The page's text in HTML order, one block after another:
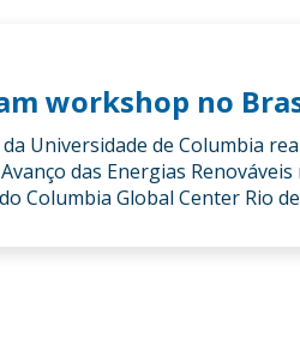
workshop no
Universidade de Columbia
das Energias
Columbia Global Center Rio